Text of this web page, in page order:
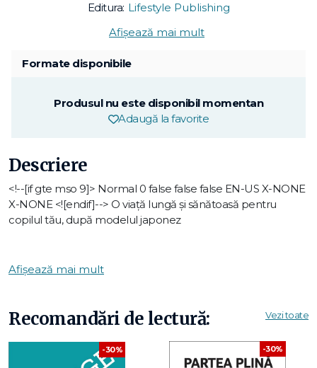
Editura: Lifestyle Publishing
Afișează mai mult
Formate disponibile
Produsul nu este disponibil momentan
Adaugă la favorite
Descriere
<!--[if gte mso 9]> Normal 0 false false false EN-US X-NONE
X-NONE <![endif]--> O viață lungă și sănătoasă pentru
copilul tău, după modelul japonez
revistă The Lancet, copiii din Japonia sunt cei mai sănătoși
mic, Naomi a intervievat oameni de știință din Japonia și
SUA și a cules informații de la mămicile japoneze.
A rezultat un ghid revoluționar și cu o mare valoare practică,
sfaturile oferite ajutând la adoptarea unor obișnuințe
Afișează mai mult
Recomandări de lectură: Vezi toate
-30% -30%